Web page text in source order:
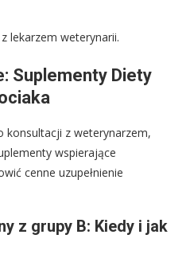
lekarzem weterynarii.
Suplementy Diety
konsultacji z weterynarzem,
wspierające
cenne uzupełnienie
z grupy B: Kiedy i jak